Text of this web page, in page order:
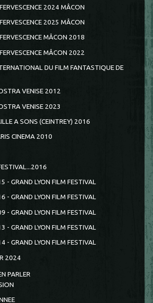
2024 MÂCON
2025 MÂCON
MÂCON 2018
MÂCON 2022
DU FILM FANTASTIQUE DE
VENISE 2012
VENISE 2023
A SONS (CEINTREY) 2016
CINEMA 2010
- GRAND LYON FILM FESTIVAL
- GRAND LYON FILM FESTIVAL
- GRAND LYON FILM FESTIVAL
- GRAND LYON FILM FESTIVAL
- GRAND LYON FILM FESTIVAL
2024
PARLER